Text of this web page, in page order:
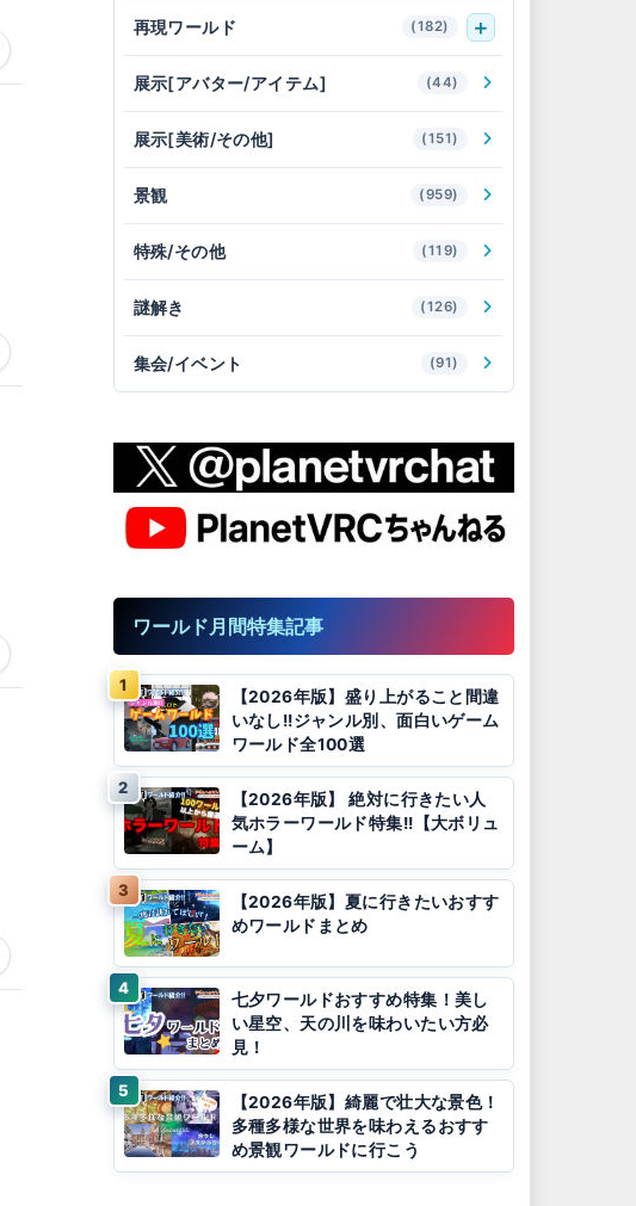
再現ワールド (182)
展示[アバター/アイテム] (44)
展示[美術/その他] (151)
景観 (959)
特殊/その他 (119)
謎解き (126)
集会/イベント (91)
ワールド月間特集記事
【2026年版】盛り上がること間違
いなし!!ジャンル別、面白いゲーム
ワールド全100選
【2026年版】 絶対に行きたい人
気ホラーワールド特集!!【大ボリュ
ーム】
【2026年版】夏に行きたいおすす
めワールドまとめ
七夕ワールドおすすめ特集！美し
い星空、天の川を味わいたい方必
見！
【2026年版】綺麗で壮大な景色！
多種多様な世界を味わえるおすす
め景観ワールドに行こう